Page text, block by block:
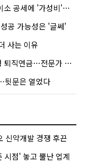
세에 '가성비'로 맞불
공 가능성은 '글쎄'
사는 이유
연금…전문가 조언은
뒷문은 열었다
약개발 경쟁 후끈
시점' 놓고 뿔난 업계